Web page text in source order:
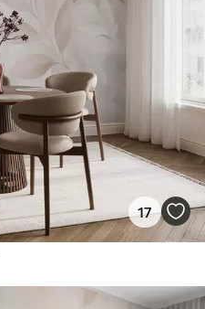
17